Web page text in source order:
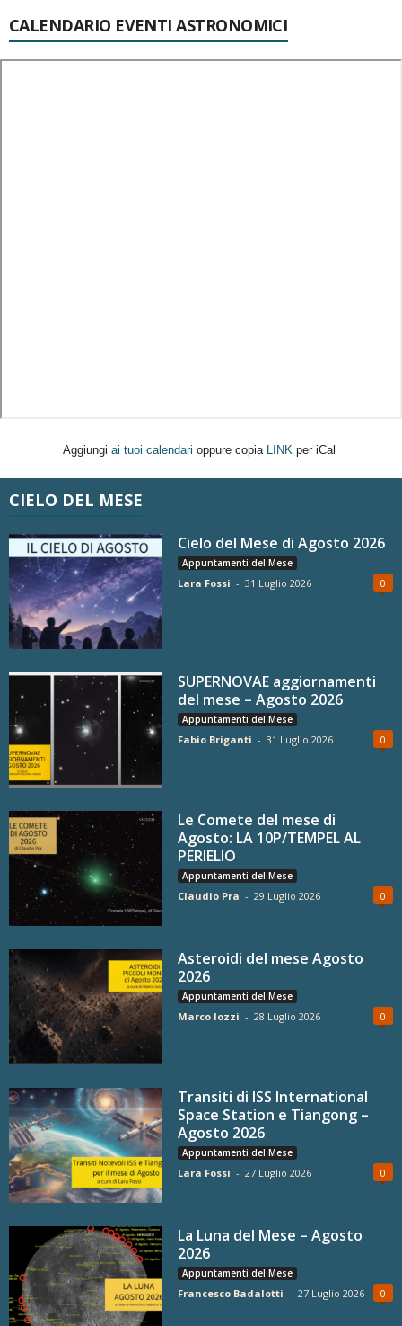
CALENDARIO EVENTI ASTRONOMICI
Aggiungi ai tuoi calendari oppure copia LINK per iCal
CIELO DEL MESE
Cielo del Mese di Agosto 2026
Appuntamenti del Mese
Lara Fossi - 31 Luglio 2026 0
SUPERNOVAE aggiornamenti
del mese – Agosto 2026
Appuntamenti del Mese
Fabio Briganti - 31 Luglio 2026 0
Le Comete del mese di
Agosto: LA 10P/TEMPEL AL
PERIELIO
Appuntamenti del Mese
Claudio Pra - 29 Luglio 2026 0
Asteroidi del mese Agosto
2026
Appuntamenti del Mese
Marco Iozzi - 28 Luglio 2026 0
Transiti di ISS International
Space Station e Tiangong –
Agosto 2026
Appuntamenti del Mese
Lara Fossi - 27 Luglio 2026 0
La Luna del Mese – Agosto
2026
Appuntamenti del Mese
Francesco Badalotti - 27 Luglio 2026 0